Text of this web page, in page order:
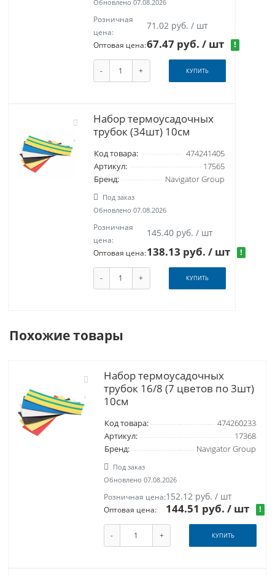
Обновлено 07.08.2026
Розничная
цена:
71.02 руб. / шт
Оптовая цена:67.47 руб./ шт !
- + КУПИТЬ
Набор термоусадочных
трубок (34шт) 10см
Код товара:
474241405
Артикул:
17565
Бренд:
Navigator Group
Под заказ
Обновлено 07.08.2026
Розничная
цена:
145.40 руб. / шт
Оптовая цена:138.13 руб./ шт !
- + КУПИТЬ
Похожие товары
Набор термоусадочных
трубок 16/8 (7 цветов по 3шт)
10см
Код товара:
474260233
Артикул:
17368
Бренд:
Navigator Group
Под заказ
Обновлено 07.08.2026
Розничная цена:152.12 руб. / шт
Оптовая цена: 144.51 руб./ шт !
- + КУПИТЬ